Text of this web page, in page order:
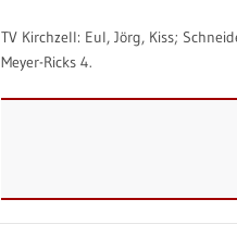
TV Kirchzell: Eul, Jörg, Kiss;
Meyer-Ricks 4.